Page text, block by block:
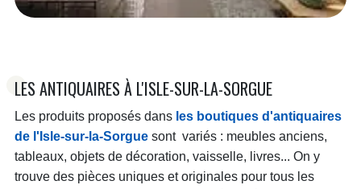
LES ANTIQUAIRES À L'ISLE-SUR-LA-SORGUE
Les produits proposés dans les boutiques d'antiquaires
de l'Isle-sur-la-Sorguesont variés : meubles anciens,
tableaux, objets de décoration, vaisselle, livres... On y
trouve des pièces uniques et originales pour tous les